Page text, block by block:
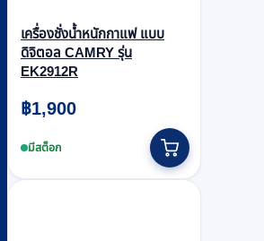
เครื่องชั่งน้ำหนักกาแฟ แบบ
ดิจิตอล CAMRY รุ่น
EK2912R
฿1,900
มีสต็อก